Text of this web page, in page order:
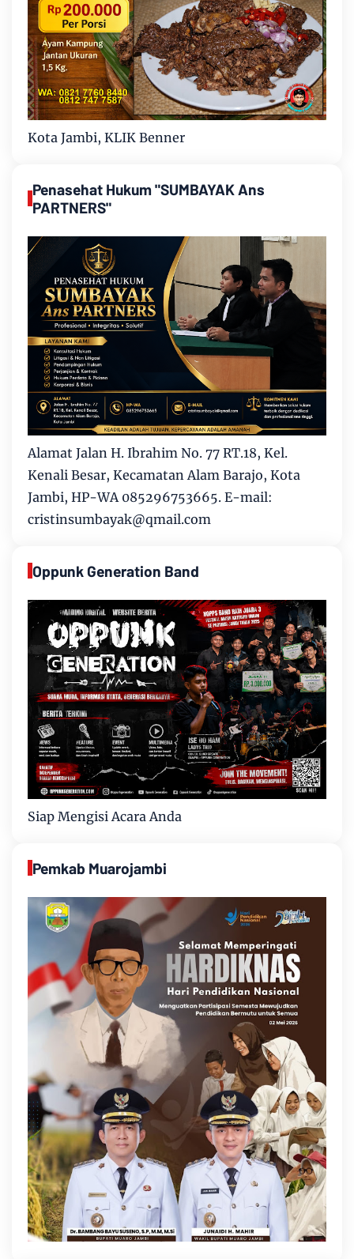
Kota Jambi, KLIK Benner
Penasehat Hukum "SUMBAYAK Ans
PARTNERS"
Alamat Jalan H. Ibrahim No. 77 RT.18, Kel.
Kenali Besar, Kecamatan Alam Barajo, Kota
Jambi, HP-WA 085296753665. E-mail:
cristinsumbayak@qmail.com
Oppunk Generation Band
Siap Mengisi Acara Anda
Pemkab Muarojambi